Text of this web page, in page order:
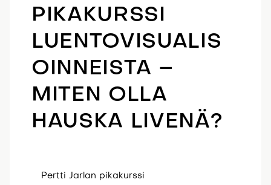
PIKAKURSSI
LUENTOVISUALIS
OINNEISTA –
MITEN OLLA
HAUSKA LIVENÄ?
Pertti Jarlan pikakurssi